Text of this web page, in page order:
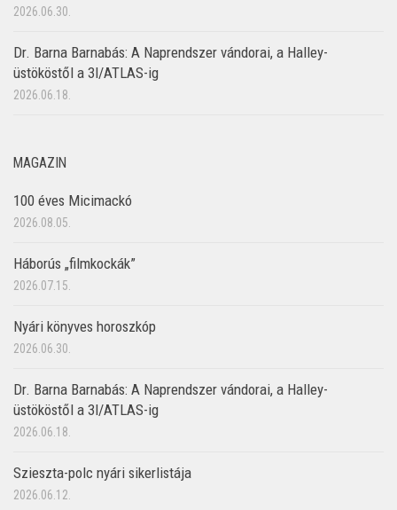
2026.06.30.
Dr. Barna Barnabás: A Naprendszer vándorai, a Halley-
üstököstől a 3I/ATLAS-ig
2026.06.18.
MAGAZIN
100 éves Micimackó
2026.08.05.
Háborús „filmkockák”
2026.07.15.
Nyári könyves horoszkóp
2026.06.30.
Dr. Barna Barnabás: A Naprendszer vándorai, a Halley-
üstököstől a 3I/ATLAS-ig
2026.06.18.
Szieszta-polc nyári sikerlistája
2026.06.12.